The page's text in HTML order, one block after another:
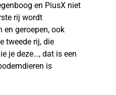
en PiusX niet
rij wordt
en geroepen, ook
tweede rij, die
je deze…, dat is een
is